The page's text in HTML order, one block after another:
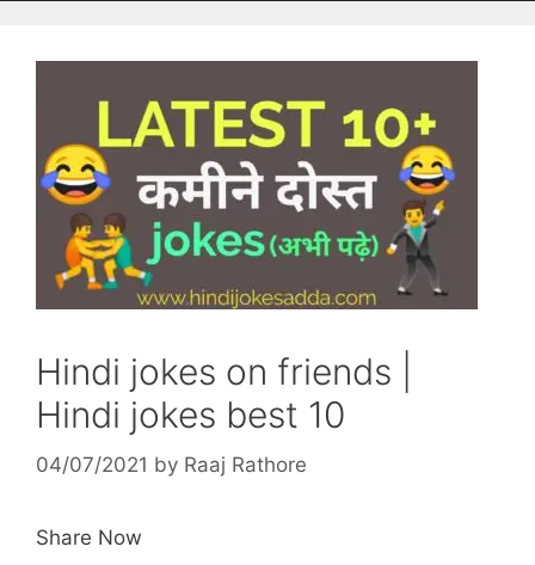
Hindi jokes on friends |
Hindi jokes best 10
04/07/2021 by Raaj Rathore
Share Now